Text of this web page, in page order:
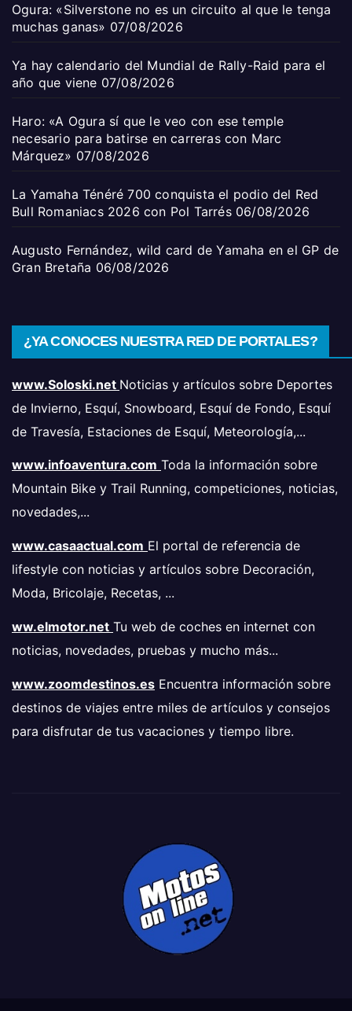
Ogura: «Silverstone no es un circuito al que le tenga
muchas ganas» 07/08/2026
Ya hay calendario del Mundial de Rally-Raid para el
año que viene 07/08/2026
Haro: «A Ogura sí que le veo con ese temple
necesario para batirse en carreras con Marc
Márquez» 07/08/2026
La Yamaha Ténéré 700 conquista el podio del Red
Bull Romaniacs 2026 con Pol Tarrés 06/08/2026
Augusto Fernández, wild card de Yamaha en el GP de
Gran Bretaña 06/08/2026
¿YA CONOCES NUESTRA RED DE PORTALES?
www.Soloski.net Noticias y artículos sobre Deportes
de Invierno, Esquí, Snowboard, Esquí de Fondo, Esquí
de Travesía, Estaciones de Esquí, Meteorología,...
www.infoaventura.com Toda la información sobre
Mountain Bike y Trail Running, competiciones, noticias,
novedades,...
www.casaactual.com El portal de referencia de
lifestyle con noticias y artículos sobre Decoración,
Moda, Bricolaje, Recetas, ...
ww.elmotor.net Tu web de coches en internet con
noticias, novedades, pruebas y mucho más...
www.zoomdestinos.es Encuentra información sobre
destinos de viajes entre miles de artículos y consejos
para disfrutar de tus vacaciones y tiempo libre.